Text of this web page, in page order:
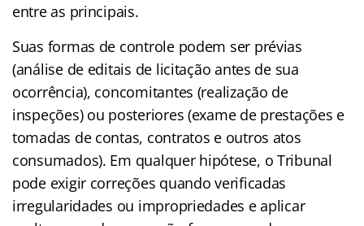
entre as principais.
Suas formas de controle podem ser prévias
(análise de editais de licitação antes de sua
ocorrência), concomitantes (realização de
inspeções) ou posteriores (exame de prestações e
tomadas de contas, contratos e outros atos
consumados). Em qualquer hipótese, o Tribunal
pode exigir correções quando verificadas
irregularidades ou impropriedades e aplicar